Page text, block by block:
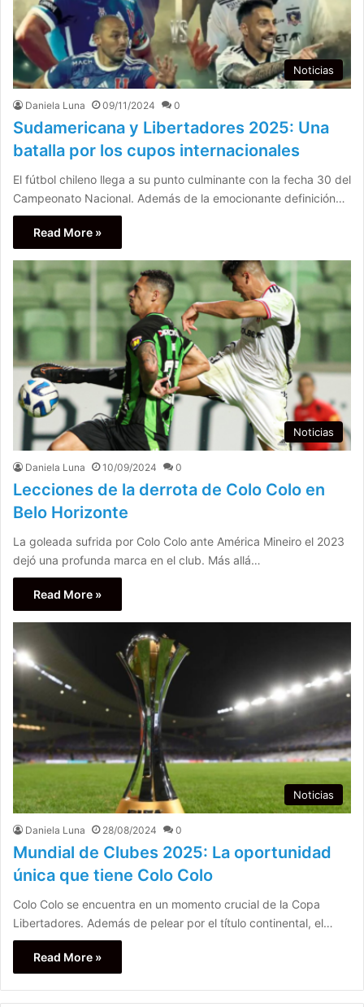
Noticias
Daniela Luna 09/11/2024 0
Sudamericana y Libertadores 2025: Una
batalla por los cupos internacionales
El fútbol chileno llega a su punto culminante con la fecha 30 del
Campeonato Nacional. Además de la emocionante definición…
Read More »
Noticias
Daniela Luna 10/09/2024 0
Lecciones de la derrota de Colo Colo en
Belo Horizonte
La goleada sufrida por Colo Colo ante América Mineiro el 2023
dejó una profunda marca en el club. Más allá…
Read More »
Noticias
Daniela Luna 28/08/2024 0
Mundial de Clubes 2025: La oportunidad
única que tiene Colo Colo
Colo Colo se encuentra en un momento crucial de la Copa
Libertadores. Además de pelear por el título continental, el…
Read More »